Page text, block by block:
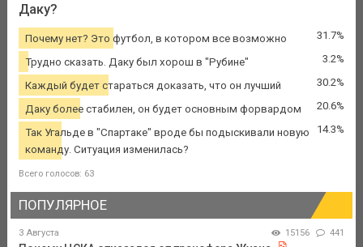
Даку?
Почему нет? Это футбол, в котором все возможно 31.7%
Трудно сказать. Даку был хорош в "Рубине" 3.2%
Каждый будет стараться доказать, что он лучший 30.2%
Даку более стабилен, он будет основным форвардом 20.6%
Так Угальде в "Спартаке" вроде бы подыскивали новую
команду. Ситуация изменилась?
14.3%
Всего голосов: 63
ПОПУЛЯРНОЕ
3 Августа 15156 441